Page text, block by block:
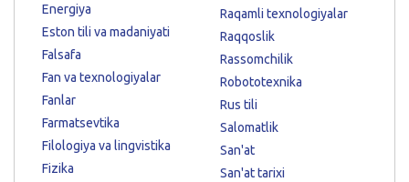
Energiya
Eston tili va madaniyati
Falsafa
Fan va texnologiyalar
Fanlar
Farmatsevtika
Filologiya va lingvistika
Fizika
Raqamli texnologiyalar
Raqqoslik
Rassomchilik
Robototexnika
Rus tili
Salomatlik
San'at
San'at tarixi